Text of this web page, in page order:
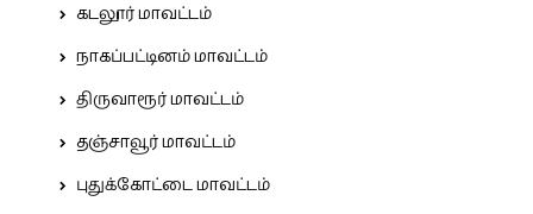
கடலூர் மாவட்டம்
நாகப்பட்டினம் மாவட்டம்
திருவாரூர் மாவட்டம்
தஞ்சாவூர் மாவட்டம்
புதுக்கோட்டை மாவட்டம்